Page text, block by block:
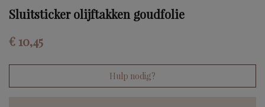
Sluitsticker olijftakken goudfolie
€ 10,45
Hulp nodig?